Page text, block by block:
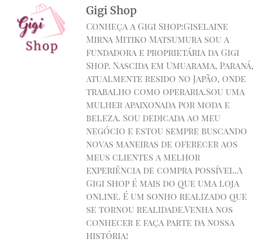
Gigi Shop
Conheça a Gigi Shop:Giselaine
Mirna Mitiko Matsumura sou a
fundadora e proprietária da Gigi
Shop. Nascida em Umuarama, Paraná,
atualmente resido no Japão, onde
trabalho como operaria.Sou uma
mulher apaixonada por moda e
beleza. Sou dedicada ao meu
negócio e estou sempre buscando
novas maneiras de oferecer aos
meus clientes a melhor
experiência de compra possível.A
Gigi Shop é mais do que uma loja
online. É um sonho realizado que
se tornou realidade.Venha nos
conhecer e faça parte da nossa
história!